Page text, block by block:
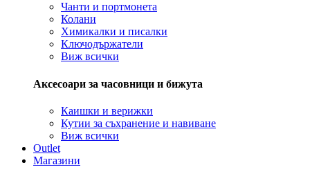
Чанти и портмонета
Колани
Химикалки и писалки
Ключодържатели
Виж всички
Аксесоари за часовници и бижута
Каишки и верижки
Кутии за съхранение и навиване
Виж всички
Outlet
Магазини